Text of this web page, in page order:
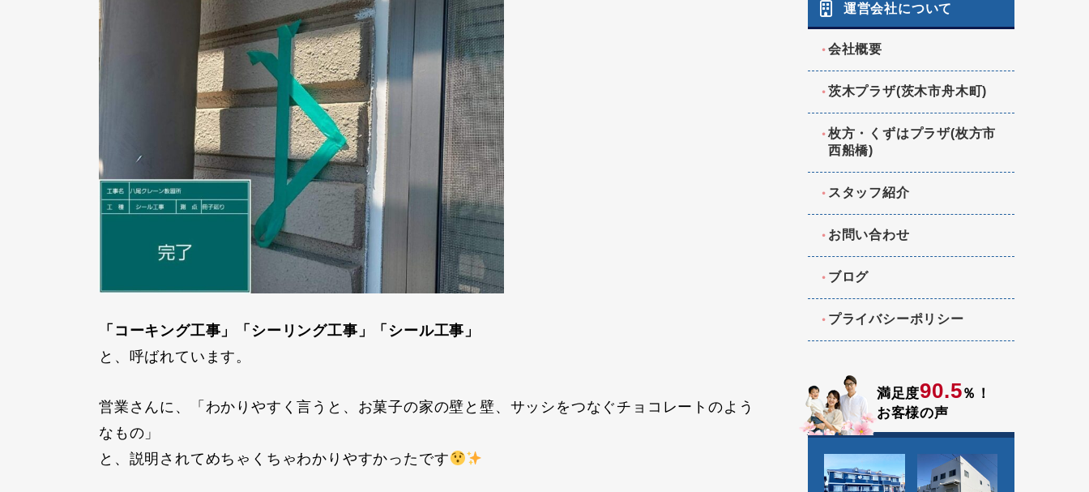
「コーキング工事」「シーリング工事」「シール工事」
と、呼ばれています。
営業さんに、「わかりやすく言うと、お菓子の家の壁と壁、サッシをつなぐチョコレートのよう
なもの」
と、説明されてめちゃくちゃわかりやすかったです
運営会社について
会社概要
茨木プラザ(茨木市舟木町)
枚方・くずはプラザ(枚方市
西船橋)
スタッフ紹介
お問い合わせ
ブログ
プライバシーポリシー
満足度90.5％！
お客様の声